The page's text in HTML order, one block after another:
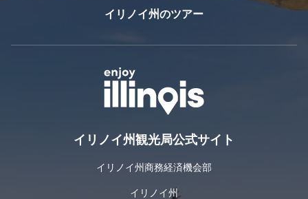
イリノイ州のツアー
イリノイ州観光局公式サイト
イリノイ州商務経済機会部
イリノイ州